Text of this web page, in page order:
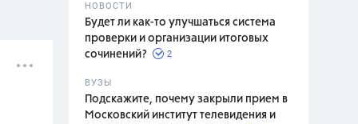
НОВОСТИ
Будет ли как-то улучшаться система
проверки и организации итоговых
сочинений?
2
ВУЗЫ
Подскажите, почему закрыли прием в
Московский институт телевидения и